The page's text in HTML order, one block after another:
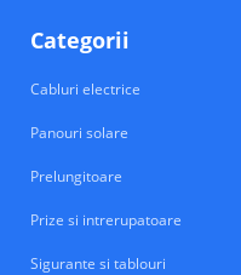
Categorii
Cabluri electrice
Panouri solare
Prelungitoare
Prize si intrerupatoare
Sigurante si tablouri